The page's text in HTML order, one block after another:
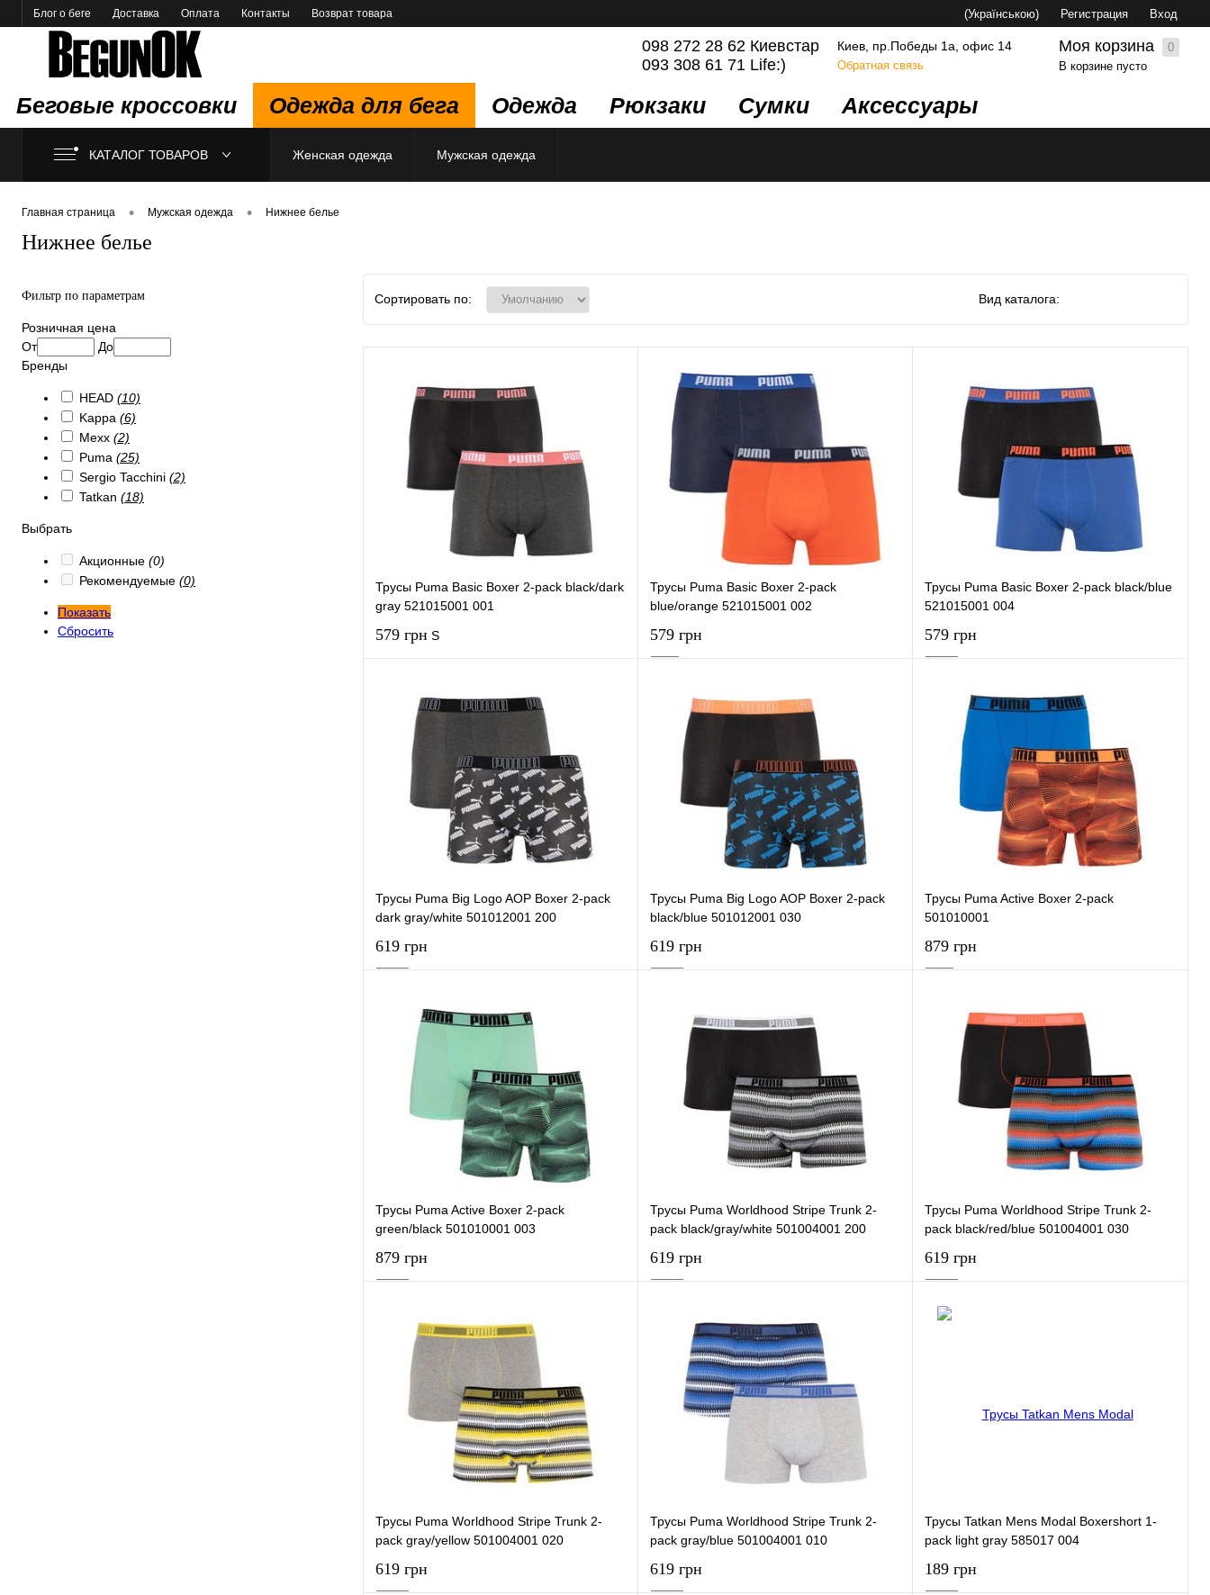
Блог о беге Доставка Оплата Контакты Возврат товара (Українською) Регистрация Вход
098 272 28 62 Киевстар
093 308 61 71 Life:)
Киев, пр.Победы 1а, офис 14
Обратная связь
Моя корзина
0
В корзине пусто
Беговые кроссовки Одежда для бега Одежда Рюкзаки Сумки Аксессуары
КАТАЛОГ ТОВАРОВ Женская одежда Мужская одежда
Главная страница • Мужская одежда • Нижнее белье
Нижнее белье
Фильтр по параметрам
Розничная цена
От
До
Бренды
HEAD (10)
Kappa (6)
Mexx (2)
Puma (25)
Sergio Tacchini (2)
Tatkan (18)
Выбрать
Акционные (0)
Рекомендуемые (0)
Показать
Сбросить
Сортировать по: Вид каталога:
Трусы Puma Basic Boxer 2-pack black/dark
gray 521015001 001
579 грн S
Купить в 1 клик К сравнению
В избранное В наличии
Трусы Puma Basic Boxer 2-pack
blue/orange 521015001 002
579 грн
В корзину
Купить в 1 клик К сравнению
В избранное В наличии
Трусы Puma Basic Boxer 2-pack black/blue
521015001 004
579 грн
В корзину
Купить в 1 клик К сравнению
В избранное В наличии
Трусы Puma Big Logo AOP Boxer 2-pack
dark gray/white 501012001 200
619 грн
В корзину
Купить в 1 клик К сравнению
В избранное В наличии
Трусы Puma Big Logo AOP Boxer 2-pack
black/blue 501012001 030
619 грн
В корзину
Купить в 1 клик К сравнению
В избранное В наличии
Трусы Puma Active Boxer 2-pack
501010001
879 грн
В корзину
Купить в 1 клик К сравнению
В избранное В наличии
Трусы Puma Active Boxer 2-pack
green/black 501010001 003
879 грн
В корзину
Купить в 1 клик К сравнению
В избранное В наличии
Трусы Puma Worldhood Stripe Trunk 2-
pack black/gray/white 501004001 200
619 грн
В корзину
Купить в 1 клик К сравнению
В избранное В наличии
Трусы Puma Worldhood Stripe Trunk 2-
pack black/red/blue 501004001 030
619 грн
В избранное В наличии
Трусы Puma Worldhood Stripe Trunk 2-
pack gray/yellow 501004001 020
619 грн
Трусы Puma Worldhood Stripe Trunk 2-
pack gray/blue 501004001 010
619 грн
Трусы Tatkan Mens Modal Boxershort 1-
pack light gray 585017 004
189 грн